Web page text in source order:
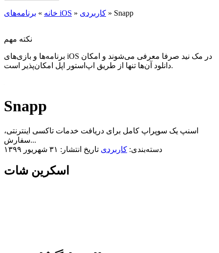
خانه » برنامه‌های iOS » کاربردی » Snapp
نکته مهم
برنامه‌ها و بازی‌های iOS در مک نید صرفا معرفی می‌شوند و امکان
دانلود آن‌ها تنها از طریق اپ‌استور اپل امکان‌پذیر است.
Snapp
اسنپ یک سوپراپ کامل برای دریافت خدمات تاکسی اینترنتی،
سفارش...
دسته‌بندی: کاربردی تاریخ انتشار: ۳۱ شهریور ۱۳۹۹
اسکرین شات